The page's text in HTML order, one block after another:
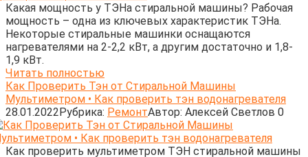
Какая мощность у ТЭНа стиральной машины? Рабочая
мощность – одна из ключевых характеристик ТЭНа.
Некоторые стиральные машинки оснащаются
нагревателями на 2-2,2 кВт, а другим достаточно и 1,8-
1,9 кВт.
Читать полностью
Как Проверить Тэн от Стиральной Машины
Мультиметром • Как проверить тэн водонагревателя
28.01.2022Рубрика: РемонтАвтор: Алексей Светлов 0
Как проверить мультиметром ТЭН стиральной машины